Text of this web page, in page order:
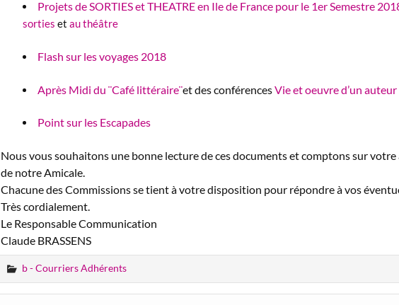
Projets de SORTIES et THEATRE en Ile de France pour le 1er Semestre
sorties et au théâtre
Flash sur les voyages 2018
Après Midi du ¨Café littéraire¨et des conférencesVie et oeuvre d’un auteur
Point sur les Escapades
Nous vous souhaitons une bonne lecture de ces documents et comptons sur
de notre Amicale.
Chacune des Commissions se tient à votre disposition pour répondre à vos
Très cordialement.
Le Responsable Communication
Claude BRASSENS
b - Courriers Adhérents